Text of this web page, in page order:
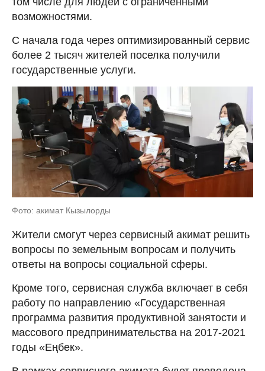
возможностями.
С начала года через оптимизированный сервис
более 2 тысяч жителей поселка получили
государственные услуги.
Фото: акимат Кызылорды
Жители смогут через сервисный акимат решить
вопросы по земельным вопросам и получить
ответы на вопросы социальной сферы.
Кроме того, сервисная служба включает в себя
работу по направлению «Государственная
программа развития продуктивной занятости и
массового предпринимательства на 2017-2021
годы «Еңбек».